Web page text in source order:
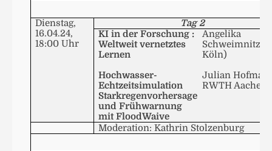
Dienstag,
16.04.24,
18:00 Uhr
Tag 2
KI in der Forschung :
Weltweit vernetztes
Lernen
Angelika
Schweimnitz
Köln)
Hochwasser-
Echtzeitsimulation
Starkregenvorhersage
und Frühwarnung
mitFloodWaive
Julian
RWTHAachen
Moderation: Kathrin Stolzenburg